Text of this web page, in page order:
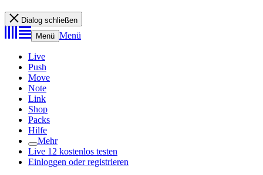
Dialog schließen
Menü Menü
Live
Push
Move
Note
Link
Shop
Packs
Hilfe
Mehr
Live 12 kostenlos testen
Einloggen oder registrieren